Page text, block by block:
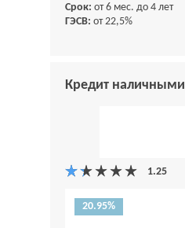
Срок: от 6 мес. до 4 лет
ГЭСВ: от 22,5%
Кредит наличными
20.95%